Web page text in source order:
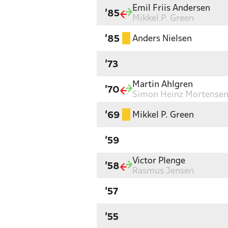
'85
Emil Friis Andersen
Mikkel P. Green
'85 Anders Nielsen
'73
'70
Martin Ahlgren
Simon Heinz Mortensen
'69 Mikkel P. Green
'59
'58
Victor Plenge
Rasmus Jensen
'57
'55